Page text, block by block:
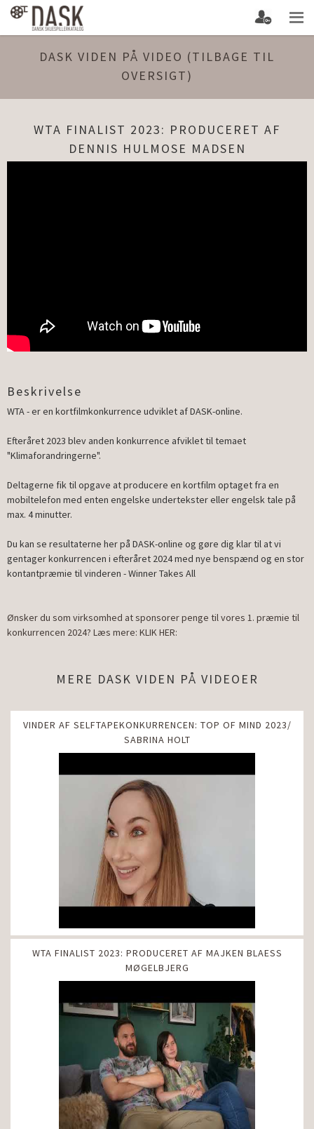
DASK VIDEN PÅ VIDEO (TILBAGE TIL
OVERSIGT)
WTA FINALIST 2023: PRODUCERET AF
DENNIS HULMOSE MADSEN
Beskrivelse
WTA - er en kortfilmkonkurrence udviklet af DASK-online.
Efteråret 2023 blev anden konkurrence afviklet til temaet
"Klimaforandringerne".
Deltagerne fik til opgave at producere en kortfilm optaget fra en
mobiltelefon med enten engelske undertekster eller engelsk tale på
max. 4 minutter.
Du kan se resultaterne her på DASK-online og gøre dig klar til at vi
gentager konkurrencen i efteråret 2024 med nye benspænd og en stor
kontantpræmie til vinderen - Winner Takes All
Ønsker du som virksomhed at sponsorer penge til vores 1. præmie til
konkurrencen 2024? Læs mere: KLIK HER:
MERE DASK VIDEN PÅ VIDEOER
VINDER AF SELFTAPEKONKURRENCEN: TOP OF MIND 2023/
SABRINA HOLT
WTA FINALIST 2023: PRODUCERET AF MAJKEN BLAESS
MØGELBJERG